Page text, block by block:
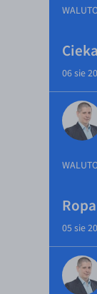
06 sie
05 sie